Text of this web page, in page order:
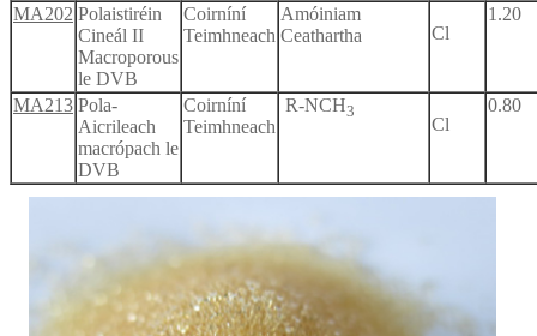
MA202 Polaistiréin
Cineál II
Macroporous
le DVB
Coirníní
Teimhneach
Amóiniam
Ceathartha
Cl
1.20
MA213 Pola-
Aicrileach
macrópach le
DVB
Coirníní
Teimhneach
R-NCH3
Cl
0.80